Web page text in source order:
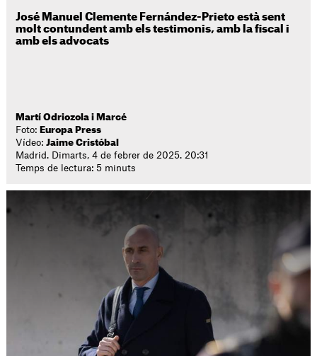
José Manuel Clemente Fernández-Prieto està sent
molt contundent amb els testimonis, amb la fiscal i
amb els advocats
Martí Odriozola i Marcé
Foto: Europa Press
Vídeo:Jaime Cristóbal
Madrid. Dimarts, 4 de febrer de 2025. 20:31
Temps de lectura: 5 minuts